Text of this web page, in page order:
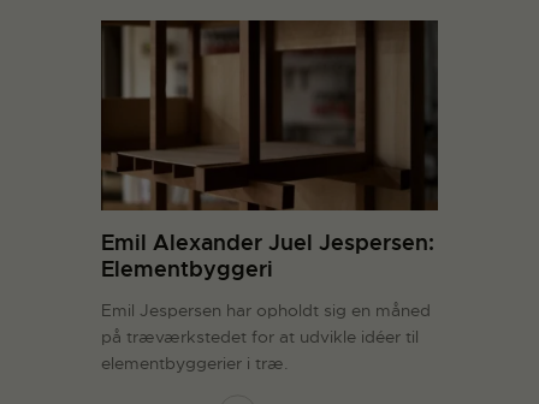
Emil Alexander Juel Jespersen:
Elementbyggeri
Emil Jespersen har opholdt sig en måned
på træværkstedet for at udvikle idéer til
elementbyggerier i træ.